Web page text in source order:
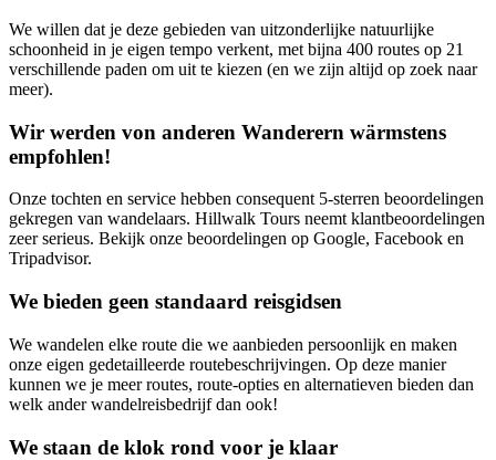
We willen dat je deze gebieden van uitzonderlijke natuurlijke
schoonheid in je eigen tempo verkent, met bijna 400 routes op 21
verschillende paden om uit te kiezen (en we zijn altijd op zoek naar
meer).
Wir werden von anderen Wanderern wärmstens
empfohlen!
Onze tochten en service hebben consequent 5-sterren beoordelingen
gekregen van wandelaars. Hillwalk Tours neemt klantbeoordelingen
zeer serieus. Bekijk onze beoordelingen op Google, Facebook en
Tripadvisor.
We bieden geen standaard reisgidsen
We wandelen elke route die we aanbieden persoonlijk en maken
onze eigen gedetailleerde routebeschrijvingen. Op deze manier
kunnen we je meer routes, route-opties en alternatieven bieden dan
welk ander wandelreisbedrijf dan ook!
We staan de klok rond voor je klaar